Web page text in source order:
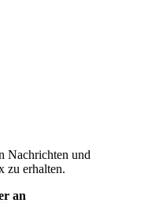
Nachrichten und
zu erhalten.
an